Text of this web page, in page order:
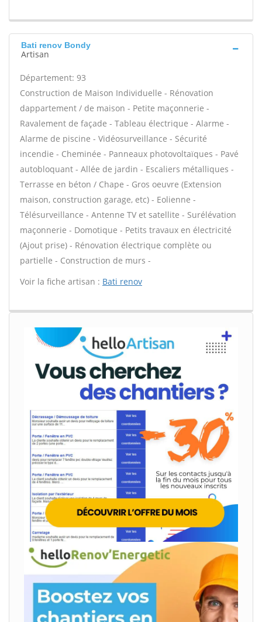
Bati renov Bondy
Artisan
Département: 93
Construction de Maison Individuelle - Rénovation
dappartement / de maison - Petite maçonnerie -
Ravalement de façade - Tableau électrique - Alarme -
Alarme de piscine - Vidéosurveillance - Sécurité
incendie - Cheminée - Panneaux photovoltaïques - Pavé
autobloquant - Allée de jardin - Escaliers métalliques -
Terrasse en béton / Chape - Gros oeuvre (Extension
maison, construction garage, etc) - Eolienne -
Télésurveillance - Antenne TV et satellite - Surélévation
maçonnerie - Domotique - Petits travaux en électricité
(Ajout prise) - Rénovation électrique complète ou
partielle - Construction de murs -
Voir la fiche artisan : Bati renov